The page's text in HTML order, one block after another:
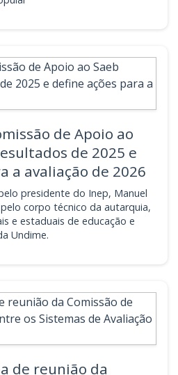
de Apoio ao
de 2025 e
a avaliação de 2026
presidente do Inep, Manuel
corpo técnico da autarquia,
e estaduais de educação e
Undime.
de reunião da